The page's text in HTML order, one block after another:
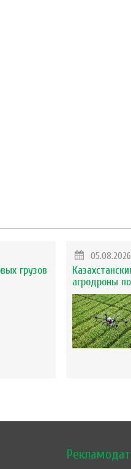
грузов
05.08.2026
агродроны